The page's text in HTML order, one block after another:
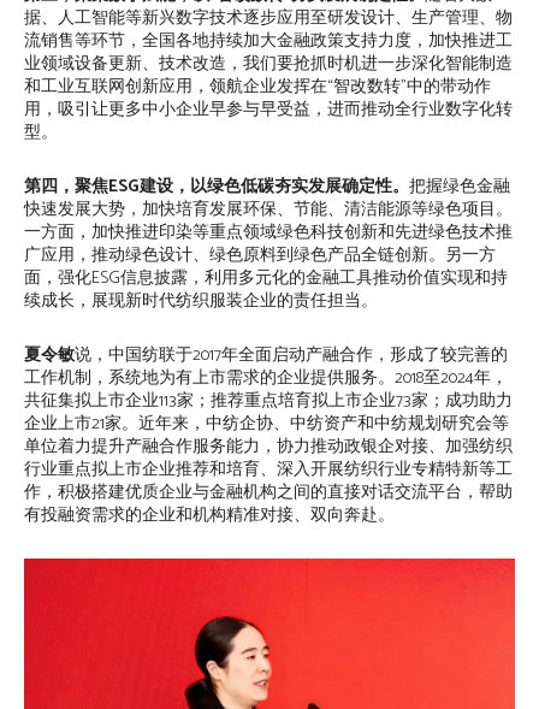
据、人工智能等新兴数字技术逐步应用至研发设计、生产管理、物
流销售等环节，全国各地持续加大金融政策支持力度，加快推进工
业领域设备更新、技术改造，我们要抢抓时机进一步深化智能制造
和工业互联网创新应用，领航企业发挥在“智改数转”中的带动作
用，吸引让更多中小企业早参与早受益，进而推动全行业数字化转
型。
第四，聚焦ESG建设，以绿色低碳夯实发展确定性。 把握绿色金融
快速发展大势，加快培育发展环保、节能、清洁能源等绿色项目。
一方面，加快推进印染等重点领域绿色科技创新和先进绿色技术推
广应用，推动绿色设计、绿色原料到绿色产品全链创新。另一方
面，强化ESG信息披露，利用多元化的金融工具推动价值实现和持
续成长，展现新时代纺织服装企业的责任担当。
夏令敏说，中国纺联于2017年全面启动产融合作，形成了较完善的
工作机制，系统地为有上市需求的企业提供服务。2018至2024年，
共征集拟上市企业113家；推荐重点培育拟上市企业73家；成功助力
企业上市21家。近年来，中纺企协、中纺资产和中纺规划研究会等
单位着力提升产融合作服务能力，协力推动政银企对接、加强纺织
行业重点拟上市企业推荐和培育、深入开展纺织行业专精特新等工
作，积极搭建优质企业与金融机构之间的直接对话交流平台，帮助
有投融资需求的企业和机构精准对接、双向奔赴。